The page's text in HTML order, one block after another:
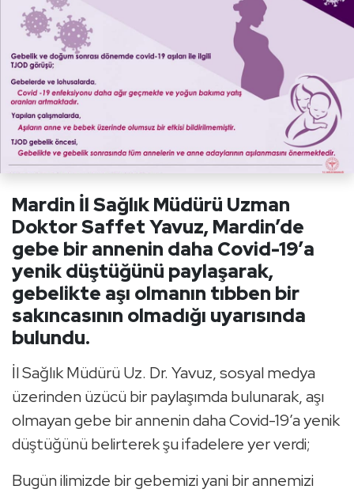
Mardin İl Sağlık Müdürü Uzman
Doktor Saffet Yavuz, Mardin’de
gebe bir annenin daha Covid-19’a
yenik düştüğünü paylaşarak,
gebelikte aşı olmanın tıbben bir
sakıncasının olmadığı uyarısında
bulundu.
İl Sağlık Müdürü Uz. Dr. Yavuz, sosyal medya
üzerinden üzücü bir paylaşımda bulunarak, aşı
olmayan gebe bir annenin daha Covid-19’a yenik
düştüğünü belirterek şu ifadelere yer verdi;
Bugün ilimizde bir gebemizi yani bir annemizi